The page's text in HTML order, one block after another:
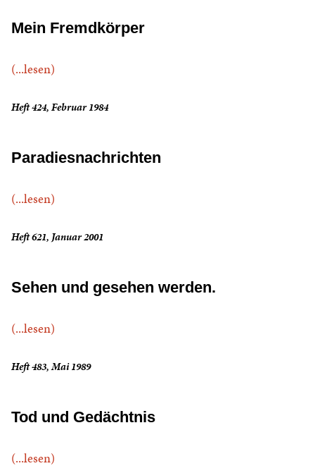
Mein Fremdkörper
(...lesen)
Heft 424, Februar 1984
Paradiesnachrichten
(...lesen)
Heft 621, Januar 2001
Sehen und gesehen werden.
(...lesen)
Heft 483, Mai 1989
Tod und Gedächtnis
(...lesen)